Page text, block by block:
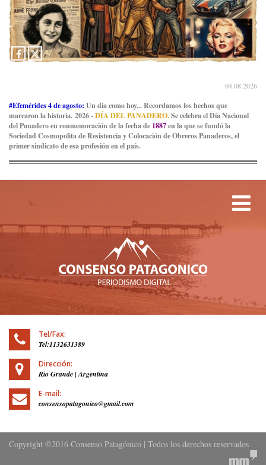
04.08.2026
#Efemérides 4 de agosto: Un día como hoy... Recordamos los hechos que
marcaron la historia. 2026 -DÍA DEL PANADERO.Se celebra el Día Nacional
del Panadero en conmemoración de la fecha de 1887en la que se fundó la
Sociedad Cosmopolita de Resistencia y Colocación de Obreros Panaderos, el
primer sindicato de esa profesión en el país.
Tel/Fax:
Tel:1132631389
Dirección:
Rio Grande | Argentina
E-mail:
consensopatagonico@gmail.com
Copyright ©2016 Consenso Patagónico | Todos los derechos reservados